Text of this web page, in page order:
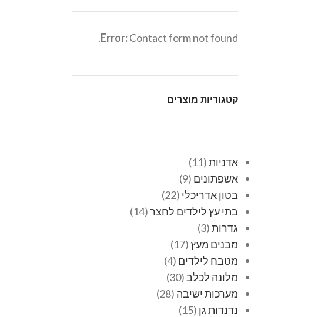
Error:Contact form not found.
קטגוריות מוצרים
אדניות 11
אשפתונים 9
בטון אדריכלי 22
בתי עץ לילדים לחצר 14
גדרות 3
מבנים מעץ 17
מטבח לילדים 4
מלונה לכלב 30
מערכות ישיבה 28
נדנדות גן 15